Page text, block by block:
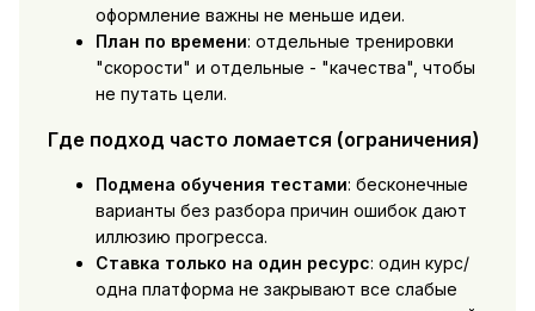
оформление важны не меньше идеи.
План по времени: отдельные тренировки
"скорости" и отдельные - "качества", чтобы
не путать цели.
Где подход часто ломается (ограничения)
Подмена обучения тестами: бесконечные
варианты без разбора причин ошибок дают
иллюзию прогресса.
Ставка только на один ресурс: один курс/
одна платформа не закрывают все слабые